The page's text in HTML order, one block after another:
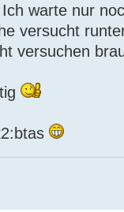
warte nur
versucht
versuchen